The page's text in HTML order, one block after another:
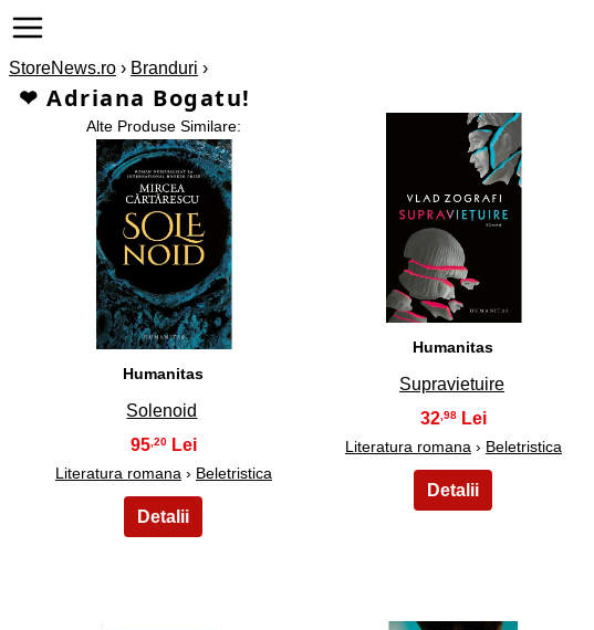
StoreNews.ro › Branduri ›
❤ Adriana Bogatu!
Alte Produse Similare:
1
Humanitas
Solenoid
95,20
Literatura romana › Beletristica
2
Humanitas
Supravietuire
32,98
Literatura romana › Beletristica